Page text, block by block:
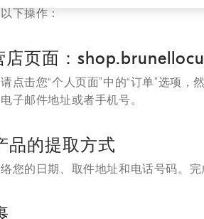
下操作：
店页面：
点击您“个人页面”中的“订单”选项
子邮件地址或者手机号。
品的提取方式
您的日期、取件地址和电话号码。